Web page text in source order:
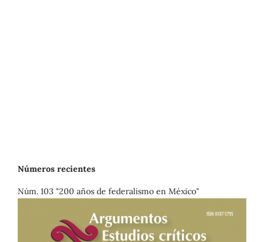
Números recientes
Núm. 103 "200 años de federalismo en México"